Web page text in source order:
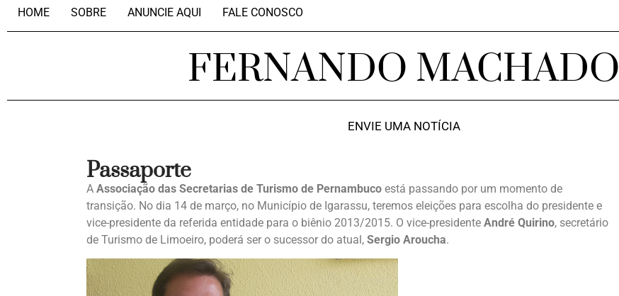
HOME SOBRE ANUNCIE AQUI FALE CONOSCO
FERNANDO MACHADO
ENVIE UMA NOTÍCIA
Passaporte
A Associação das Secretarias de Turismo de Pernambuco está passando por um momento de
transição. No dia 14 de março, no Município de Igarassu, teremos eleições para escolha do presidente e
vice-presidente da referida entidade para o biênio 2013/2015. O vice-presidente André Quirino, secretário
de Turismo de Limoeiro, poderá ser o sucessor do atual, Sergio Aroucha.